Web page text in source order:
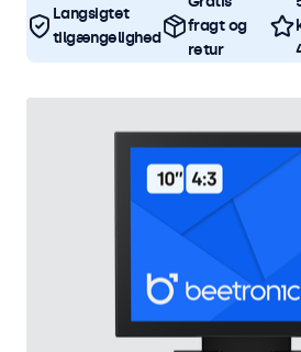
Langsigtet
tilgængelighed
fragt og
retur